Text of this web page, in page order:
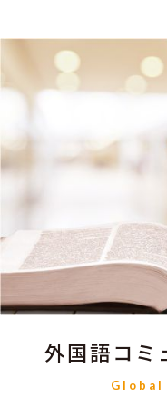
外国語コミ
Global